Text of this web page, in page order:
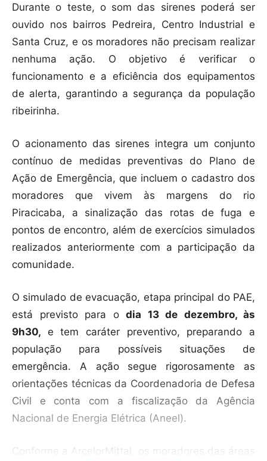
Durante o teste, o som das sirenes poderá ser
ouvido nos bairros Pedreira, Centro Industrial e
Santa Cruz, e os moradores não precisam realizar
nenhuma ação. O objetivo é verificar o
funcionamento e a eficiência dos equipamentos
de alerta, garantindo a segurança da população
ribeirinha.
O acionamento das sirenes integra um conjunto
contínuo de medidas preventivas do Plano de
Ação de Emergência, que incluem o cadastro dos
moradores que vivem às margens do rio
Piracicaba, a sinalização das rotas de fuga e
pontos de encontro, além de exercícios simulados
realizados anteriormente com a participação da
comunidade.
O simulado de evacuação, etapa principal do PAE,
está previsto para o dia 13 de dezembro, às
9h30, e tem caráter preventivo, preparando a
população para possíveis situações de
emergência. A ação segue rigorosamente as
orientações técnicas da Coordenadoria de Defesa
Civil e conta com a fiscalização da Agência
Nacional de Energia Elétrica (Aneel).
Conforme a ArcelorMittal, os moradores das áreas